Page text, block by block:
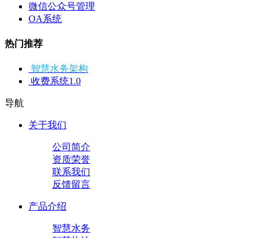
微信公众号管理
OA系统
热门推荐
智慧水务架构
收费系统1.0
导航
关于我们
公司简介
资质荣誉
联系我们
反馈留言
产品介绍
智慧水务